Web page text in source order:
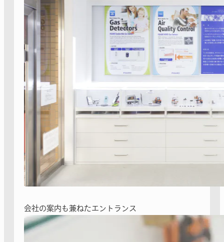
会社の案内も兼ねたエントランス